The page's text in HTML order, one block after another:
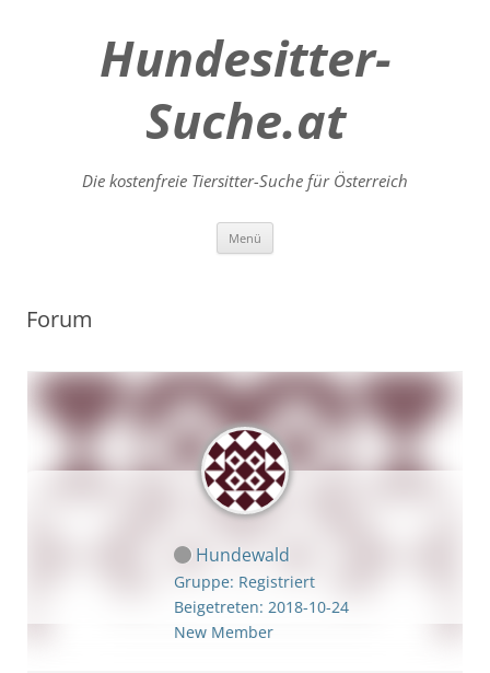
Hundesitter-
Suche.at
Die kostenfreie Tiersitter-Suche für Österreich
Menü
Forum
Hundewald
Gruppe: Registriert
Beigetreten: 2018-10-24
New Member